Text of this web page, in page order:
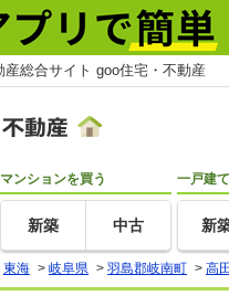
産総合サイト goo住宅・不動産
マンションを買う
新築 中古
一戸建
新
東海 > 岐阜県 > 羽島郡岐南町 > 高